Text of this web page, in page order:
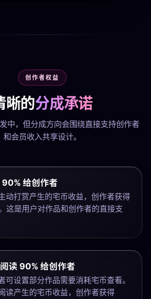
创作者权益
晰的分成承诺
中，但分成方向会围绕直接支持创作者
和会员收入共享设计。
90% 给创作者
动打赏产生的宅币收益，创作者获得
这是用户对作品和创作者的直接支
读 90% 给创作者
可设置部分作品需要消耗宅币查看。
读产生的宅币收益，创作者获得